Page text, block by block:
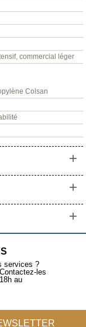
commercial léger
Colsan
+
+
+
services ?
les
au